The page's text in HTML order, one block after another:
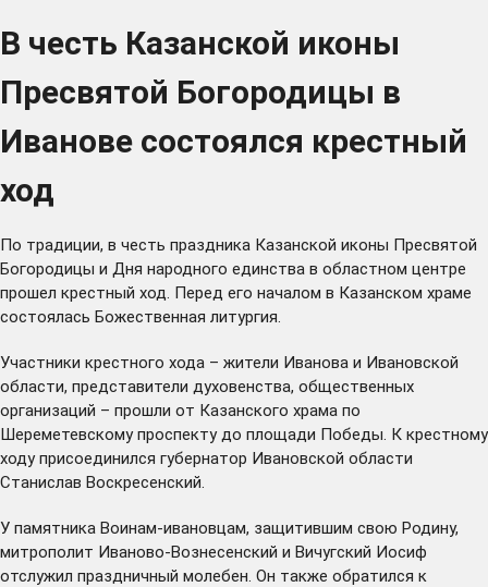
В честь Казанской иконы
Пресвятой Богородицы в
Иванове состоялся крестный
ход
По традиции, в честь праздника Казанской иконы Пресвятой
Богородицы и Дня народного единства в областном центре
прошел крестный ход. Перед его началом в Казанском храме
состоялась Божественная литургия.
Участники крестного хода – жители Иванова и Ивановской
области, представители духовенства, общественных
организаций – прошли от Казанского храма по
Шереметевскому проспекту до площади Победы. К крестному
ходу присоединился губернатор Ивановской области
Станислав Воскресенский.
У памятника Воинам-ивановцам, защитившим свою Родину,
митрополит Иваново-Вознесенский и Вичугский Иосиф
отслужил праздничный молебен. Он также обратился к